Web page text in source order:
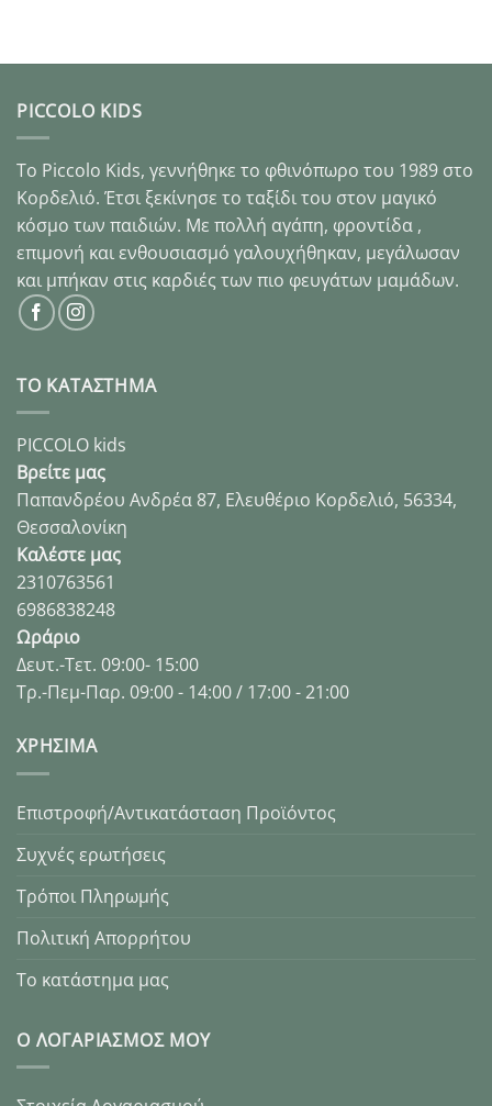
PICCOLO KIDS
Το Piccolo Kids, γεννήθηκε το φθινόπωρο του 1989 στo
Κορδελιό. Έτσι ξεκίνησε το ταξίδι του στον μαγικό
κόσμο των παιδιών. Με πολλή αγάπη, φροντίδα ,
επιμονή και ενθουσιασμό γαλουχήθηκαν, μεγάλωσαν
και μπήκαν στις καρδιές των πιο φευγάτων μαμάδων.
ΤΟ ΚΑΤΑΣΤΗΜΑ
PICCOLO kids
Βρείτε μας
Παπανδρέου Ανδρέα 87, Ελευθέριο Κορδελιό, 56334,
Θεσσαλονίκη
Καλέστε μας
2310763561
6986838248
Ωράριο
Δευτ.-Τετ. 09:00- 15:00
Τρ.-Πεμ-Παρ. 09:00 - 14:00 / 17:00 - 21:00
XΡΉΣΙΜΑ
Επιστροφή/Αντικατάσταση Προϊόντος
Συχνές ερωτήσεις
Τρόποι Πληρωμής
Πολιτική Απορρήτου
Το κατάστημα μας
Ο ΛΟΓΑΡΙΑΣΜΌΣ ΜΟΥ